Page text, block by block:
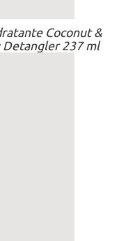
Coconut &
Detangler 237 ml